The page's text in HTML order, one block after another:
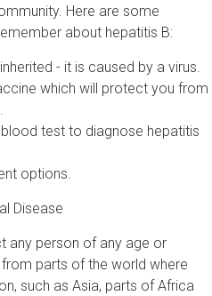
Here are some
about hepatitis B:
- it is caused by a virus.
which will protect you from
test to diagnose hepatitis
options.
Disease
any person of any age or
parts of the world where
such as Asia, parts of Africa